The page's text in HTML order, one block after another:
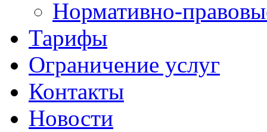
Нормативно-
Тарифы
Ограничение услуг
Контакты
Новости